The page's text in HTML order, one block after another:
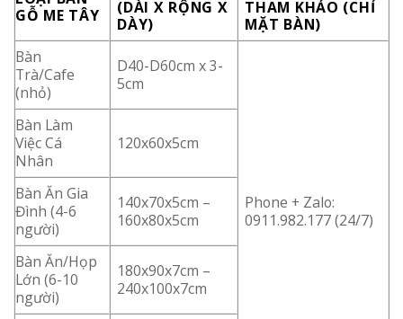
GỖ ME TÂY
(DÀI X RỘNG X
DÀY)
THAM KHẢO (CHỈ
MẶT BÀN)
Bàn
Trà/Cafe
(nhỏ)
D40-D60cm x 3-
5cm
Phone + Zalo:
0911.982.177 (24/7)
Bàn Làm
Việc Cá
Nhân
120x60x5cm
Bàn Ăn Gia
Đình (4-6
người)
140x70x5cm –
160x80x5cm
Bàn Ăn/Họp
Lớn (6-10
người)
180x90x7cm –
240x100x7cm